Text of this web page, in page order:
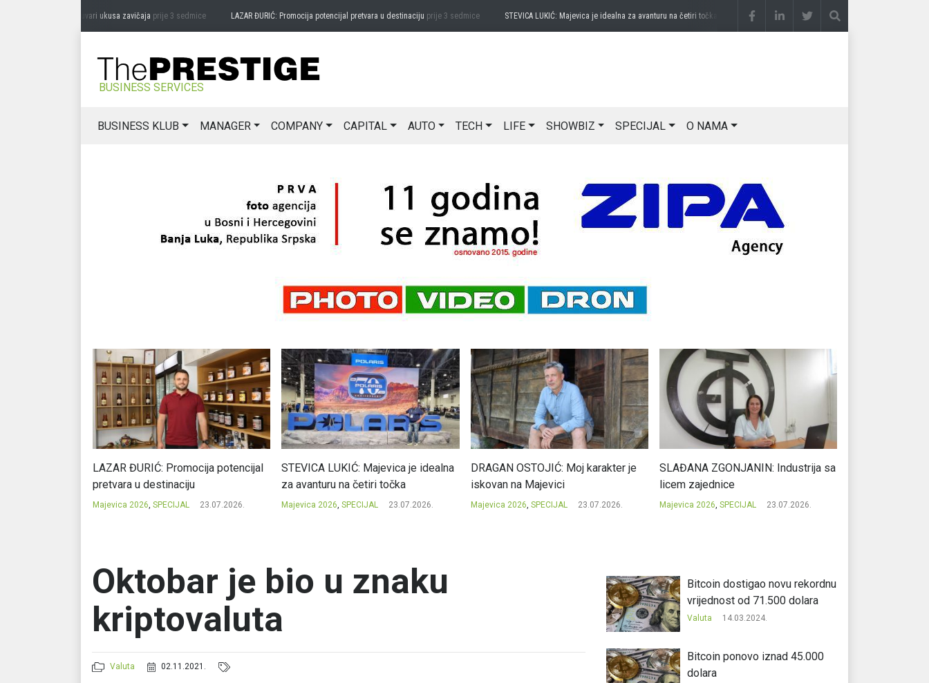
MIĆANOVIĆ: Čuvari ukusa zavičajaprije 3 sedmice LAZAR ĐURIĆ: Promocija potencijal pretvara u destinacijuprije 3 sedmice STEVICA LUKIĆ: Majevica je idealna za avanturu na četiri točkaprije 3 sedmice DRAGAN OSTOJIĆ: Moj karakter je
BUSINESS SERVICES
BUSINESS KLUB MANAGER COMPANY CAPITAL AUTO TECH LIFE SHOWBIZ SPECIJAL O NAMA
LAZAR ĐURIĆ: Promocija potencijal
pretvara u destinaciju
Majevica 2026, SPECIJAL 23.07.2026.
STEVICA LUKIĆ: Majevica je idealna
za avanturu na četiri točka
Majevica 2026, SPECIJAL 23.07.2026.
DRAGAN OSTOJIĆ: Moj karakter je
iskovan na Majevici
Majevica 2026, SPECIJAL 23.07.2026.
SLAĐANA ZGONJANIN: Industrija sa
licem zajednice
Majevica 2026, SPECIJAL 23.07.2026.
Oktobar je bio u znaku
kriptovaluta
Valuta 02.11.2021.
Bitcoin dostigao novu rekordnu
vrijednost od 71.500 dolara
Valuta 14.03.2024.
Bitcoin ponovo iznad 45.000
dolara